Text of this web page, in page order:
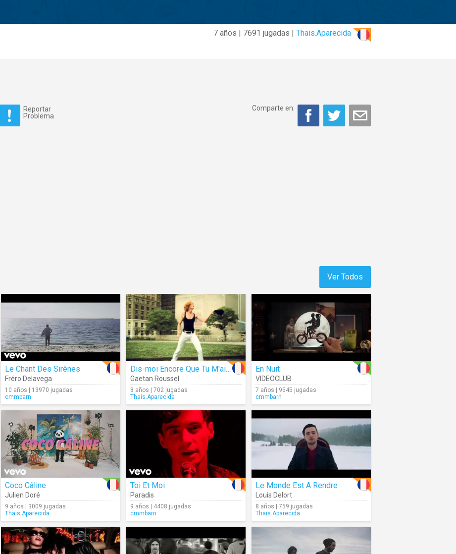
7 años | 7691 jugadas | Thais.Aparecida
Reportar
Problema
Comparte en:
Ver Todos
Le Chant Des Sirènes
Fréro Delavega
10 años | 13970 jugadas
cmmbarn
Dis-moi Encore Que Tu M'aimes
Gaetan Roussel
8 años | 702 jugadas
Thais.Aparecida
En Nuit
VIDEOCLUB
7 años | 9545 jugadas
cmmbarn
Coco Câline
Julien Doré
9 años | 3009 jugadas
Thais.Aparecida
Toi Et Moi
Paradis
9 años | 4408 jugadas
cmmbarn
Le Monde Est A Rendre
Louis Delort
8 años | 759 jugadas
Thais.Aparecida